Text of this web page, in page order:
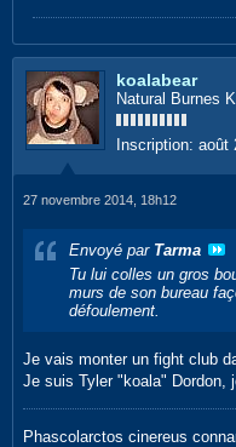
koalabear
Natural Burnes
Inscription: août
27 novembre 2014, 18h12
Envoyé par Tarma
Tu lui colles un gros
murs de son bureau
défoulement.
Je vais monter un fight club
Je suis Tyler "koala" Dordon,
Phascolarctos cinereus